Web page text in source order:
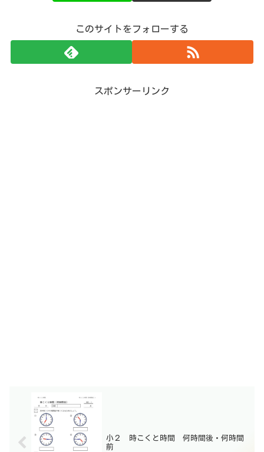
このサイトをフォローする
スポンサーリンク
小２ 時こくと時間 何時間後・何時間
前